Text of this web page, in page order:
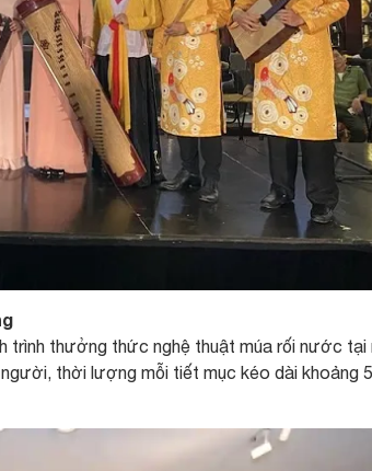
trình thưởng thức nghệ thuật múa rối nước tại
thời lượng mỗi tiết mục kéo dài khoảng